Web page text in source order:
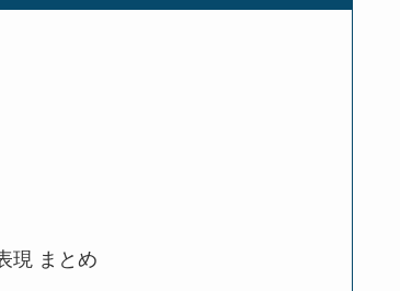
現 まとめ